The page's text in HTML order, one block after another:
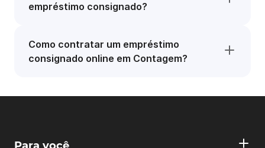
empréstimo consignado?
Como contratar um empréstimo
consignado online em Contagem?